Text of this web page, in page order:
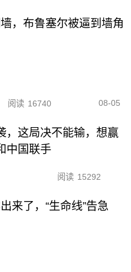
，布鲁塞尔被逼到墙角
阅读 16740 08-05
，这局决不能输，想赢
中国联手
阅读 15292
来了，“生命线”告急